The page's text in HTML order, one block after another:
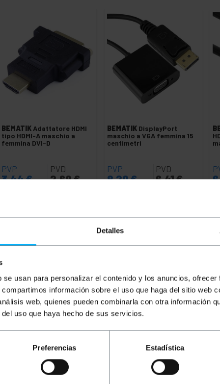
Detalles
usan para personalizar el contenido y los anuncios,
información sobre el uso que haga del sitio web
web, quienes pueden combinarla con otra información
uso que haya hecho de sus servicios.
Preferencias Estadística
BEMATIK Adattatore HDMI
tipo HDMI-A maschio a
femmina DVI-D
PVP
3,44€
PVD
2,69€
BEMATIK DisplayPort
maschio a VGA femmina 15
centimetri
PVP
8,20€
PVD
6,41€
a HDMI. Consente di collegare facilmente un
(computer, lettore DVD, ecc.). Permette di